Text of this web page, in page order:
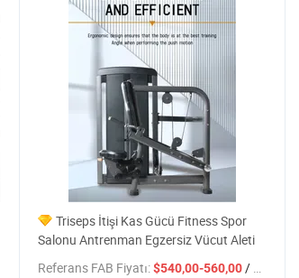
Triseps İtişi Kas Gücü Fitness Spor
Salonu Antrenman Egzersiz Vücut Aleti
Referans FAB Fiyatı:$540,00-560,00/ Parça